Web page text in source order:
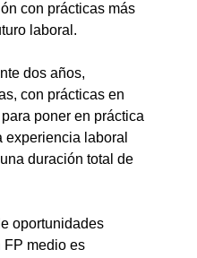
con prácticas más
laboral.
dos años,
con prácticas en
poner en práctica
laboral
duración total de
oportunidades
FP medio es